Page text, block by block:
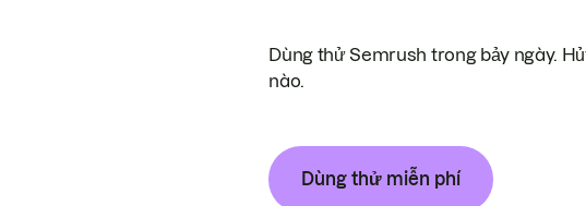
Dùng thử Semrush trong bảy ngày.
nào.
Dùng thử miễn phí